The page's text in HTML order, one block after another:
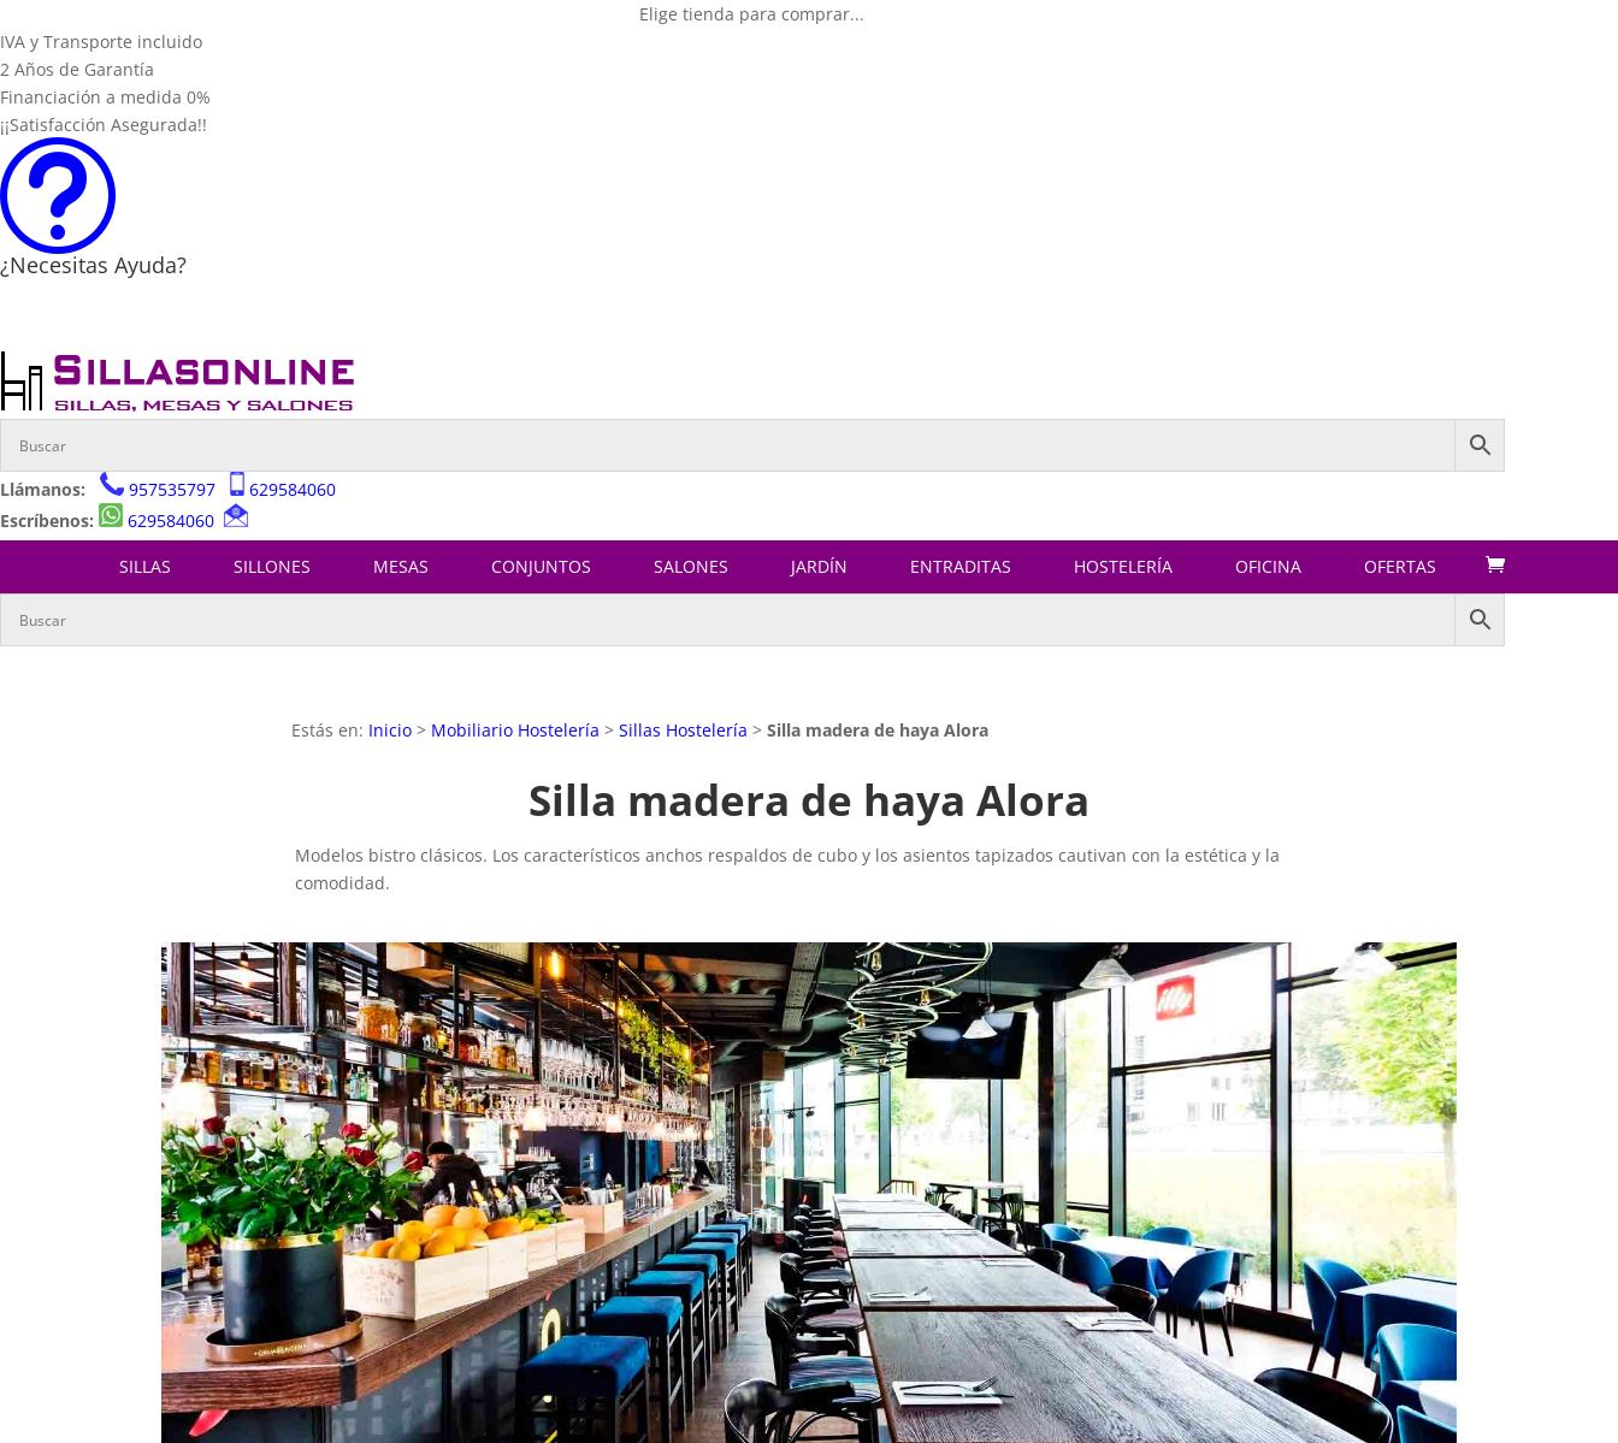
Elige tienda para comprar...
IVA y Transporte incluido
2 Años de Garantía
Financiación a medida 0%
¡¡Satisfacción Asegurada!!
t
¿Necesitas Ayuda?
Llámanos: 957535797
629584060
Escríbenos:
629584060
SILLAS SILLONES MESAS CONJUNTOS SALONES JARDÍN ENTRADITAS HOSTELERÍA OFICINA OFERTAS
Estás en: Inicio> Mobiliario Hostelería > Sillas Hostelería > Silla madera de haya Alora
Silla madera de haya Alora
Modelos bistro clásicos. Los característicos anchos respaldos de cubo y los asientos tapizados cautivan con la estética y la
comodidad.